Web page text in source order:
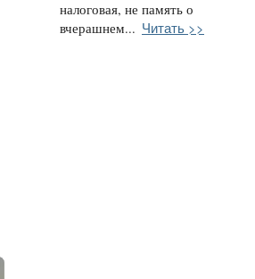
налоговая, не память о
вчерашнем... Читать >>